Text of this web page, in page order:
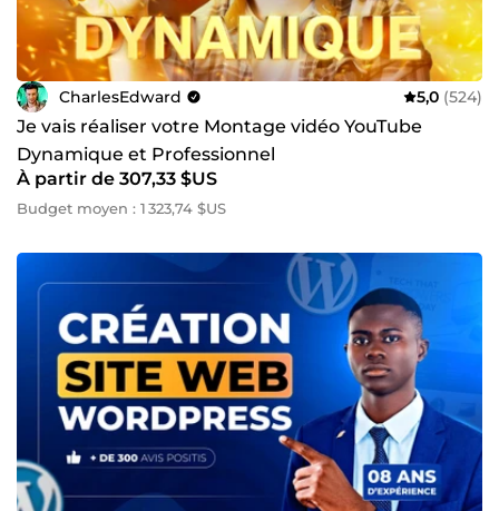
CharlesEdward 5,0 (524)
Je vais réaliser votre Montage vidéo YouTube
Dynamique et Professionnel
À partir de 307,33 $US
Budget moyen : 1 323,74 $US